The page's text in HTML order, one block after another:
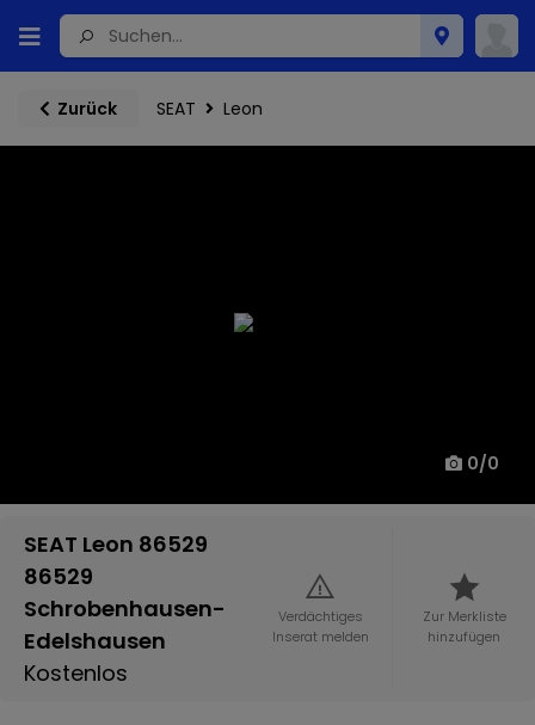
Zurück SEAT Leon
0/0
SEAT Leon 86529
86529
Schrobenhausen-
Edelshausen
Kostenlos
Verdächtiges
Inserat melden
Zur Merkliste
hinzufügen